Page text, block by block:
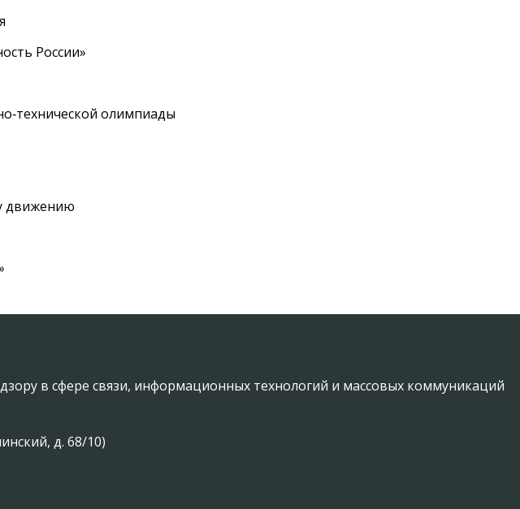
России»
олимпиады
движению
в сфере связи, информационных технологий и массовых коммуникаций
д. 68/10)